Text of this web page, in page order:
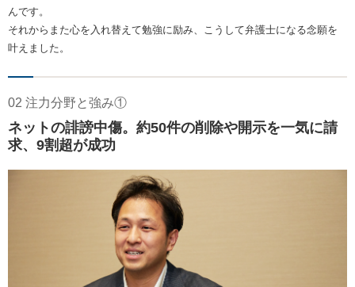
んです。
それからまた心を入れ替えて勉強に励み、こうして弁護士になる念願を
叶えました。
02 注力分野と強み①
ネットの誹謗中傷。約50件の削除や開示を一気に請
求、9割超が成功